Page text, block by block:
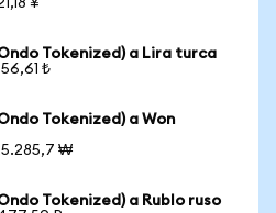
¥
Tokenized) a Lira turca
₺
Tokenized) a Won
₩
Tokenized) a Rublo ruso